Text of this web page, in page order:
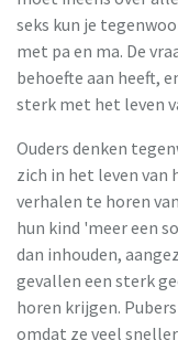
seks kun je
met pa en ma. De
behoefte aan heeft,
sterk met het leven
Ouders denken
zich in het leven van
verhalen te horen
hun kind 'meer een
dan inhouden,
gevallen een sterk
horen krijgen.
omdat ze veel